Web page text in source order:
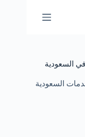
السعودية
السعودية